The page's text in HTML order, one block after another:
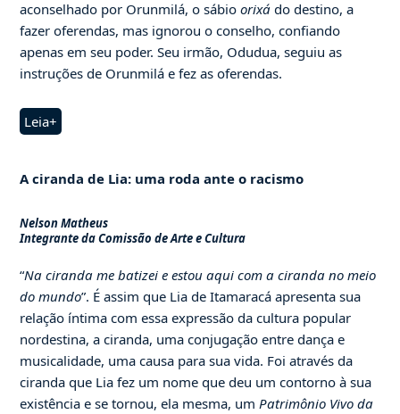
aconselhado por Orunmilá, o sábioorixá do destino, a
fazer oferendas, mas ignorou o conselho, confiando
apenas em seu poder. Seu irmão, Odudua, seguiu as
instruções de Orunmilá e fez as oferendas.
Leia+
A ciranda de Lia: uma roda ante o racismo
Nelson Matheus
Integrante da Comissão de Arte e Cultura
“Na ciranda me batizei e estou aqui com a ciranda no meio
do mundo”. É assim que Lia de Itamaracá apresenta sua
relação íntima com essa expressão da cultura popular
nordestina, a ciranda, uma conjugação entre dança e
musicalidade, uma causa para sua vida. Foi através da
ciranda que Lia fez um nome que deu um contorno à sua
existência e se tornou, ela mesma, um Patrimônio Vivo da